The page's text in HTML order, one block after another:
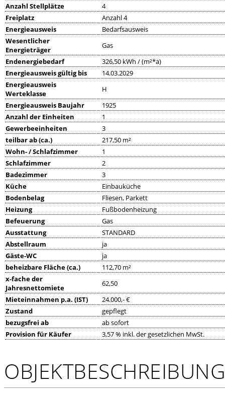
Anzahl Stellplätze
4
Freiplatz
Anzahl 4
Energieausweis
Bedarfsausweis
Wesentlicher
Energieträger
Gas
Endenergiebedarf
326,50 kWh / (m²*a)
Energieausweis gültig bis
14.03.2029
Energieausweis
Werteklasse
H
Energieausweis Baujahr
1925
Anzahl der Einheiten
1
Gewerbeeinheiten
3
teilbar ab (ca.)
217,50 m²
Wohn- / Schlafzimmer
1
Schlafzimmer
2
Badezimmer
3
Küche
Einbauküche
Bodenbelag
Fliesen, Parkett
Heizung
Fußbodenheizung
Befeuerung
Gas
Ausstattung
STANDARD
Abstellraum
ja
Gäste-WC
ja
beheizbare Fläche (ca.)
112,70 m²
x-fache der
Jahresnettomiete
62,50
Mieteinnahmen p.a. (IST)
24.000,- €
Zustand
gepflegt
bezugsfrei ab
ab sofort
Provision für Käufer
3,57 % inkl. der gesetzlichen MwSt.
OBJEKTBESCHREIBUNG